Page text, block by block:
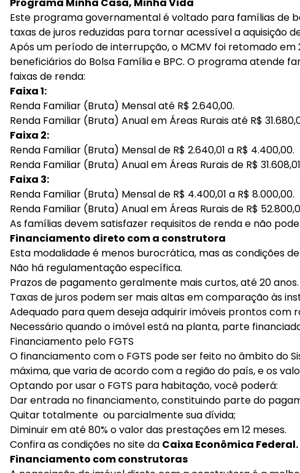
Este programa governamentalé voltado para famílias de
taxas de juros reduzidas para tornar acessível a aquisição
Após um período de interrupção, o MCMV foi retomado
beneficiários do Bolsa Famíliae BPC. O programa atende
faixas de renda:
Faixa 1:
Renda Familiar (Bruta) Mensal até R$ 2.640,00.
Renda Familiar (Bruta) Anual em Áreas Rurais até R$
Faixa 2:
Renda Familiar (Bruta) Mensal de R$ 2.640,01 a R$ 4.400,00.
Renda Familiar (Bruta) Anual em Áreas Rurais de R$
Faixa 3:
Renda Familiar (Bruta) Mensal de R$ 4.400,01 a R$ 8.000,00.
Renda Familiar (Bruta) Anual em Áreas Rurais de R$
As famílias devem satisfazer requisitos de renda e não
Financiamento direto com a construtora
Esta modalidade é menos burocrática, mas as condições
Não há regulamentação específica.
Prazos de pagamento geralmente mais curtos, até 20 anos.
Taxas de juros podem ser mais altas em comparação às
Adequado para quem deseja adquirir imóveis prontos com
Necessário quando o imóvel está na planta, parte
Financiamento pelo FGTS
O financiamento com o FGTS pode ser feito no âmbito do
máxima, que varia de acordo com a região do país, e os
Optando por usar o FGTS para habitação, você poderá:
Dar entrada no financiamento, constituindo parte do
Quitar totalmente ou parcialmente sua dívida;
Diminuir em até 80% o valor das prestações em 12 meses.
Confira as condições no site da Caixa Econômica Federal.
Financiamento com construtoras